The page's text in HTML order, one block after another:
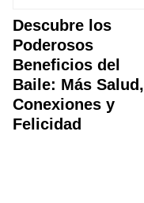
Descubre los
Poderosos
Beneficios del
Baile: Más Salud,
Conexiones y
Felicidad